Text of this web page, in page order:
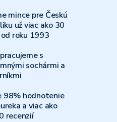
mince pre Českú
už viac ako 30
roku 1993
s
sochármi a
98% hodnotenie
a viac ako
recenzií